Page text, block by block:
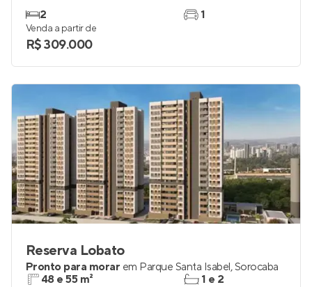
2
1
Venda a partir de
R$ 309.000
Reserva Lobato
Pronto para morar em Parque Santa Isabel,Sorocaba
48 e 55 m²
1 e 2